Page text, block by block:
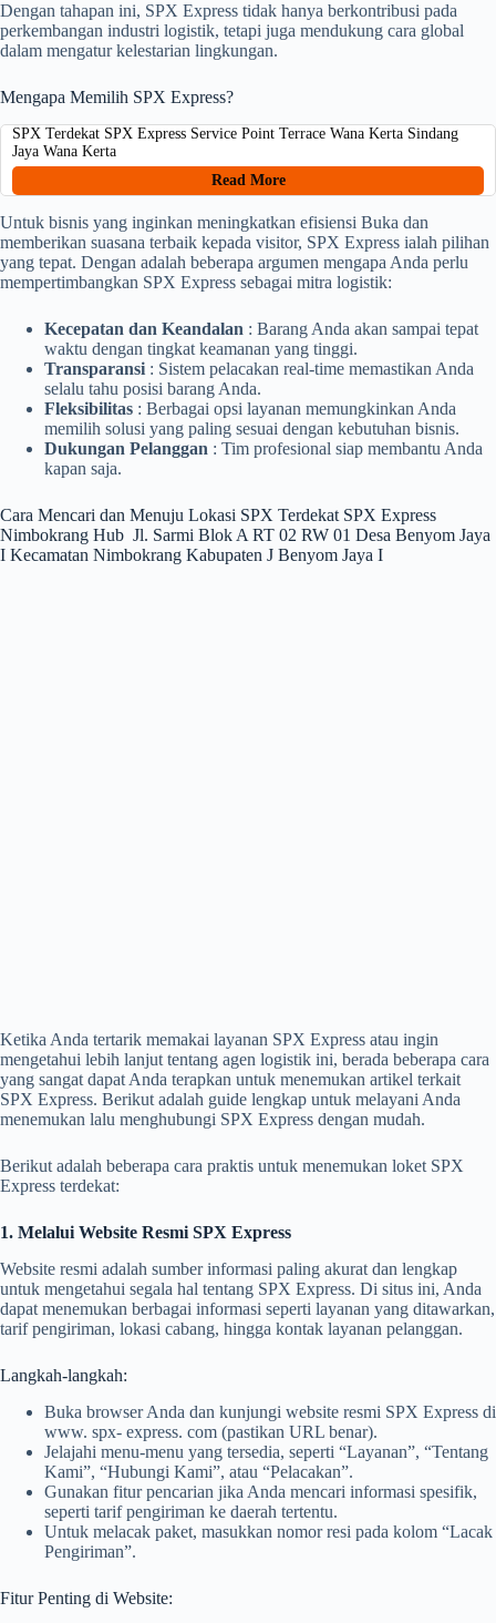
Dengan tahapan ini, SPX Express tidak hanya berkontribusi pada
perkembangan industri logistik, tetapi juga mendukung cara global
dalam mengatur kelestarian lingkungan.
Mengapa Memilih SPX Express?
SPX Terdekat SPX Express Service Point Terrace Wana Kerta Sindang
Jaya Wana Kerta
Read More
Untuk bisnis yang inginkan meningkatkan efisiensi Buka dan
memberikan suasana terbaik kepada visitor, SPX Express ialah pilihan
yang tepat. Dengan adalah beberapa argumen mengapa Anda perlu
mempertimbangkan SPX Express sebagai mitra logistik:
Kecepatan dan Keandalan : Barang Anda akan sampai tepat
waktu dengan tingkat keamanan yang tinggi.
Transparansi : Sistem pelacakan real-time memastikan Anda
selalu tahu posisi barang Anda.
Fleksibilitas : Berbagai opsi layanan memungkinkan Anda
memilih solusi yang paling sesuai dengan kebutuhan bisnis.
Dukungan Pelanggan : Tim profesional siap membantu Anda
kapan saja.
Cara Mencari dan Menuju Lokasi SPX Terdekat SPX Express
Nimbokrang Hub Jl. Sarmi Blok A RT 02 RW 01 Desa Benyom Jaya
I Kecamatan Nimbokrang Kabupaten J Benyom Jaya I
Ketika Anda tertarik memakai layanan SPX Express atau ingin
mengetahui lebih lanjut tentang agen logistik ini, berada beberapa cara
yang sangat dapat Anda terapkan untuk menemukan artikel terkait
SPX Express. Berikut adalah guide lengkap untuk melayani Anda
menemukan lalu menghubungi SPX Express dengan mudah.
Berikut adalah beberapa cara praktis untuk menemukan loket SPX
Express terdekat:
1. Melalui Website Resmi SPX Express
Website resmi adalah sumber informasi paling akurat dan lengkap
untuk mengetahui segala hal tentang SPX Express. Di situs ini, Anda
dapat menemukan berbagai informasi seperti layanan yang ditawarkan,
tarif pengiriman, lokasi cabang, hingga kontak layanan pelanggan.
Langkah-langkah:
Buka browser Anda dan kunjungi website resmi SPX Express di
www. spx- express. com (pastikan URL benar).
Jelajahi menu-menu yang tersedia, seperti “Layanan”, “Tentang
Kami”, “Hubungi Kami”, atau “Pelacakan”.
Gunakan fitur pencarian jika Anda mencari informasi spesifik,
seperti tarif pengiriman ke daerah tertentu.
Untuk melacak paket, masukkan nomor resi pada kolom “Lacak
Pengiriman”.
Fitur Penting di Website: